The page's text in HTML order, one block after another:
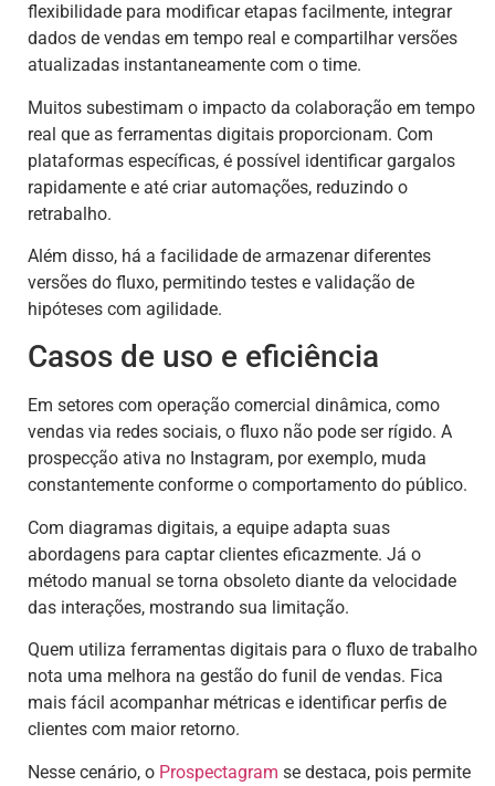
flexibilidade para modificar etapas facilmente, integrar
dados de vendas em tempo real e compartilhar versões
atualizadas instantaneamente com o time.
Muitos subestimam o impacto da colaboração em tempo
real que as ferramentas digitais proporcionam. Com
plataformas específicas, é possível identificar gargalos
rapidamente e até criar automações, reduzindo o
retrabalho.
Além disso, há a facilidade de armazenar diferentes
versões do fluxo, permitindo testes e validação de
hipóteses com agilidade.
Casos de uso e eficiência
Em setores com operação comercial dinâmica, como
vendas via redes sociais, o fluxo não pode ser rígido. A
prospecção ativa no Instagram, por exemplo, muda
constantemente conforme o comportamento do público.
Com diagramas digitais, a equipe adapta suas
abordagens para captar clientes eficazmente. Já o
método manual se torna obsoleto diante da velocidade
das interações, mostrando sua limitação.
Quem utiliza ferramentas digitais para o fluxo de trabalho
nota uma melhora na gestão do funil de vendas. Fica
mais fácil acompanhar métricas e identificar perfis de
clientes com maior retorno.
Nesse cenário, o Prospectagram se destaca, pois permite